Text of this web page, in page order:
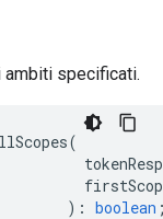
specificati.
(
) : boolean